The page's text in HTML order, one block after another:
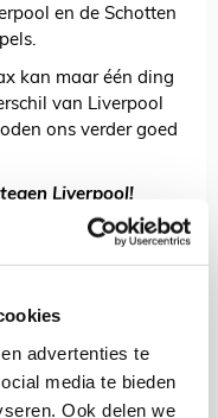
advertenties te
media te bieden
Ook delen we
en de Schotten
kan maar één ding
van Liverpool
ons verder goed
Liverpool!